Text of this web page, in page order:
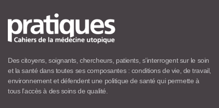
Des citoyens, soignants, chercheurs, patients, s’interrogent sur le soin
et la santé dans toutes ses composantes : conditions de vie, de travail,
environnement et défendent une politique de santé qui permette à
tous l’accès à des soins de qualité.